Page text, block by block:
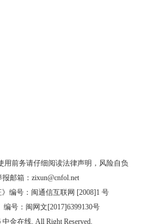
用前务请仔细阅读法律声明 ，风险自负
邮箱： zixun@cnfol.net
号：闽通信互联网 [2008]1 号
编号：闽网文[2017]6399130号
金在线. All Right Reserved.